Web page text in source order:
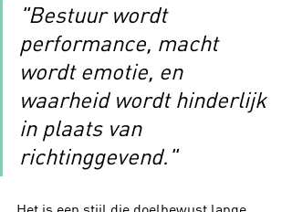
"Bestuur wordt
performance, macht
wordt emotie, en
waarheid wordt hinderlijk
in plaats van
richtinggevend."